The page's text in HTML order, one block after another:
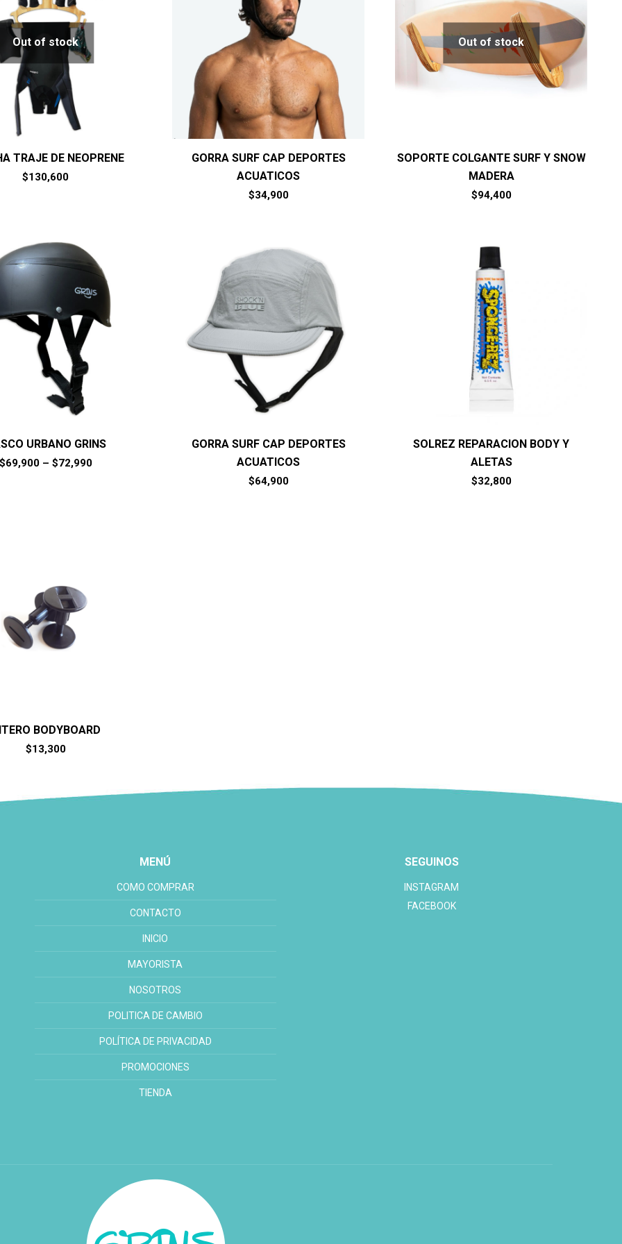
Out of stock
TRAJE DE NEOPRENE
$130,600
GORRA SURF CAP DEPORTES
ACUATICOS
$34,900
Out of stock
SOPORTE COLGANTE SURF Y SNOW
MADERA
$94,400
URBANO GRINS
69,900– $72,990
GORRA SURF CAP DEPORTES
ACUATICOS
$64,900
SOLREZ REPARACION BODY Y
ALETAS
$32,800
BODYBOARD
$13,300
MENÚ
COMO COMPRAR
CONTACTO
INICIO
MAYORISTA
NOSOTROS
POLITICA DE CAMBIO
POLÍTICA DE PRIVACIDAD
PROMOCIONES
TIENDA
SEGUINOS
INSTAGRAM
FACEBOOK